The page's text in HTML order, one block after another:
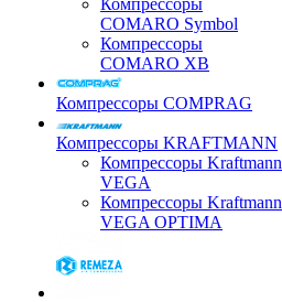
Компрессоры
COMARO Symbol
Компрессоры
COMARO XB
Компрессоры COMPRAG
Компрессоры KRAFTMANN
Компрессоры Kraftmann
VEGA
Компрессоры Kraftmann
VEGA OPTIMA